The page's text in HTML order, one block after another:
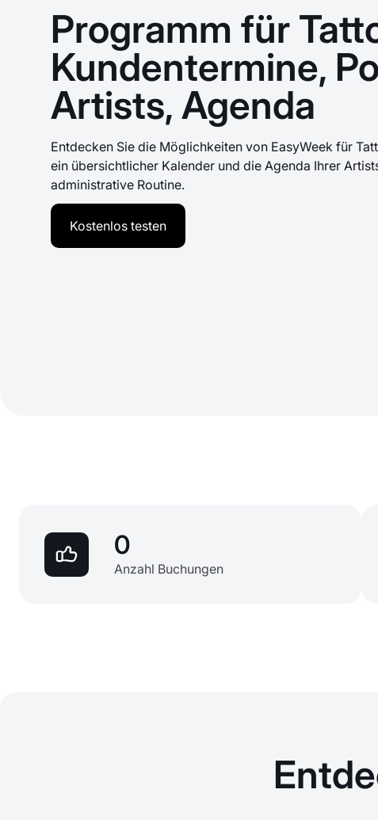
Programm für
Kundentermine,
Artists, Agenda
Entdecken Sie die Möglichkeiten von EasyWeek für
ein übersichtlicher Kalender und die Agenda Ihrer
administrative Routine.
Kostenlos testen
0
Anzahl Buchungen